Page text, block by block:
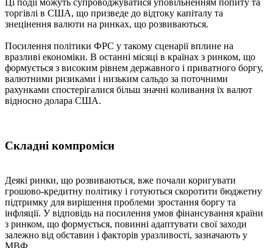
торгівлі в США, що призведе до відтоку капіталу та
знецінення валюти на ринках, що розвиваються.
Посилення політики ФРС у такому сценарії вплине на
вразливі економіки. В останні місяці в країнах з ринком, що
формується з високим рівнем державного і приватного боргу,
валютними ризиками і низьким сальдо за поточними
рахунками спостерігалися більш значні коливання їх валют
відносно долара США.
Складні компроміси
Деякі ринки, що розвиваються, вже почали коригувати
грошово-кредитну політику і готуються скоротити бюджетну
підтримку для вирішення проблеми зростання боргу та
інфляції. У відповідь на посилення умов фінансування країни
з ринком, що формується, повинні адаптувати свої заходи
залежно від обставин і факторів уразливості, зазначають у
МВФ.